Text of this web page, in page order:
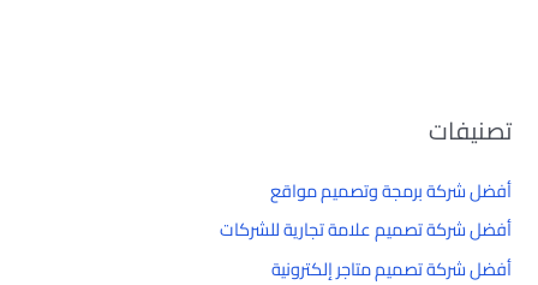
تصنيفات
أفضل شركة برمجة وتصميم مواقع
أفضل شركة تصميم علامة تجارية للشركات
أفضل شركة تصميم متاجر إلكترونية